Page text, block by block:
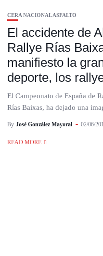
CERA NACIONAL ASFALTO
El accidente de
Rallye Rías
manifiesto la
deporte, los
El Campeonato de España de
Rías Baixas, ha dejado una
By José González Mayoral 02/06/
READ MORE